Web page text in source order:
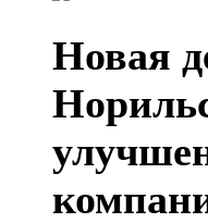
Новая